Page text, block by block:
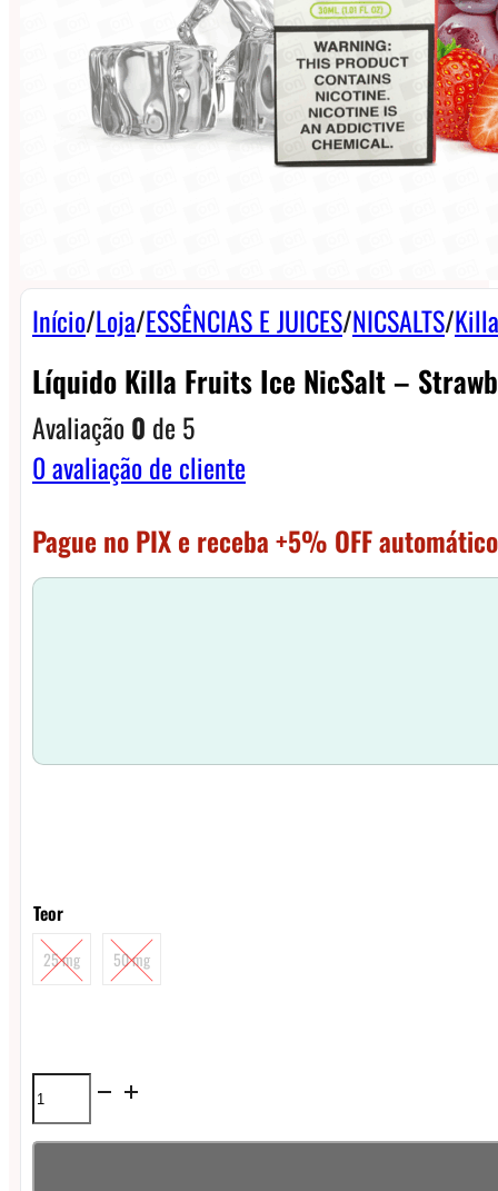
Início/Loja/ESSÊNCIAS E JUICES/NICSALTS/
Líquido Killa Fruits Ice NicSalt –
Avaliação0 de 5
0avaliação de cliente
Pague no PIX e receba +5% OFF
Teor
25 mg 50 mg
Líquido
Killa